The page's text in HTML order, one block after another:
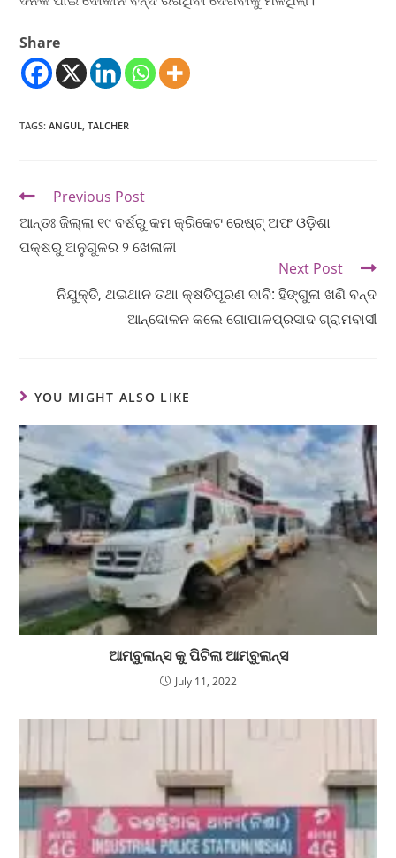
Share
TAGS:ANGUL TALCHER
Previous Post
ଆନ୍ତଃ ଜିଲ୍ଲା ୧୯ ବର୍ଷରୁ କମ କ୍ରିକେଟ ରେଷ୍ଟ୍ ଅଫ ଓଡ଼ିଶା
ପକ୍ଷରୁ ଅନୁଗୁଳର ୨ ଖେଳାଳୀ
Next Post
ନିଯୁକ୍ତି, ଥଇଥାନ ତଥା କ୍ଷତିପୂରଣ ଦାବି: ହିଙ୍ଗୁଳା ଖଣି ବନ୍ଦ
ଆନ୍ଦୋଳନ କଲେ ଗୋପାଳପ୍ରସାଦ ଗ୍ରାମବାସୀ
YOU MIGHT ALSO LIKE
ଆମ୍ବୁଲାନ୍ସ କୁ ପିଟିଲା ଆମ୍ବୁଲାନ୍ସ
July 11, 2022